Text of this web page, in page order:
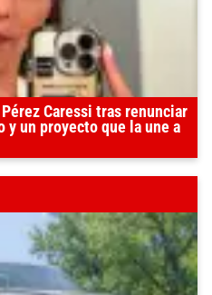
Caressi tras renunciar
y un proyecto que la une a